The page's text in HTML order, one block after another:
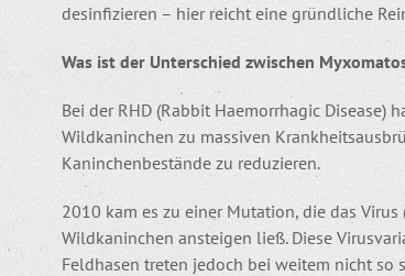
desinfizieren – hier reicht eine gründliche
Was ist der Unterschied zwischen
Bei der RHD (Rabbit Haemorrhagic
Wildkaninchen zu massiven
Kaninchenbestände zu reduzieren.
2010 kam es zu einer Mutation, die das
Wildkaninchen ansteigen ließ. Diese
Feldhasen treten jedoch bei weitem nicht so